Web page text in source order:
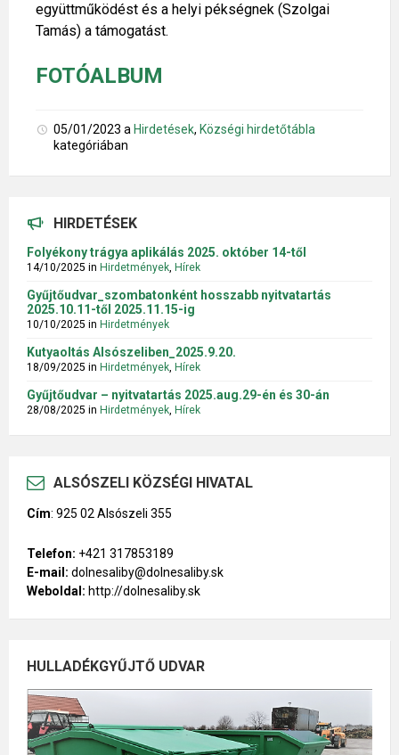
együttműködést és a helyi pékségnek (Szolgai
Tamás) a támogatást.
FOTÓALBUM
05/01/2023 a Hirdetések, Községi hirdetőtábla
kategóriában
HIRDETÉSEK
Folyékony trágya aplikálás 2025. október 14-től
14/10/2025 in Hirdetmények, Hírek
Gyűjtőudvar_szombatonként hosszabb nyitvatartás
2025.10.11-től 2025.11.15-ig
10/10/2025 in Hirdetmények
Kutyaoltás Alsószeliben_2025.9.20.
18/09/2025 in Hirdetmények, Hírek
Gyűjtőudvar – nyitvatartás 2025.aug.29-én és 30-án
28/08/2025 in Hirdetmények, Hírek
ALSÓSZELI KÖZSÉGI HIVATAL
Cím: 925 02 Alsószeli 355
Telefon: +421 317853189
E-mail: dolnesaliby@dolnesaliby.sk
Weboldal: http://dolnesaliby.sk
HULLADÉKGYŰJTŐ UDVAR